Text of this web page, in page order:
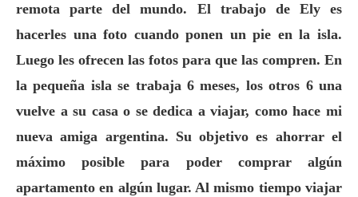
remota parte del mundo. El trabajo de Ely es
hacerles una foto cuando ponen un pie en la isla.
Luego les ofrecen las fotos para que las compren. En
la pequeña isla se trabaja 6 meses, los otros 6 una
vuelve a su casa o se dedica a viajar, como hace mi
nueva amiga argentina. Su objetivo es ahorrar el
máximo posible para poder comprar algún
apartamento en algún lugar. Al mismo tiempo viajar